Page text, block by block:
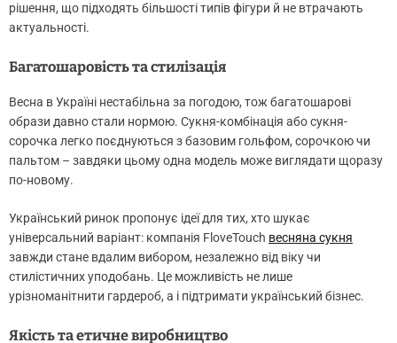
рішення, що підходять більшості типів фігури й не втрачають
актуальності.
Багатошаровість та стилізація
Весна в Україні нестабільна за погодою, тож багатошарові
образи давно стали нормою. Сукня-комбінація або сукня-
сорочка легко поєднуються з базовим гольфом, сорочкою чи
пальтом – завдяки цьому одна модель може виглядати щоразу
по-новому.
Український ринок пропонує ідеї для тих, хто шукає
універсальний варіант: компанія FloveTouch весняна сукня
завжди стане вдалим вибором, незалежно від віку чи
стилістичних уподобань. Це можливість не лише
урізноманітнити гардероб, а і підтримати український бізнес.
Якість та етичне виробництво